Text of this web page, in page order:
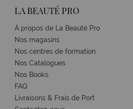
LA BEAUTÉ PRO
À propos de La Beauté Pro
Nos magasins
Nos centres de formation
Nos Catalogues
Nos Books
FAQ
Livraisons & Frais de Port